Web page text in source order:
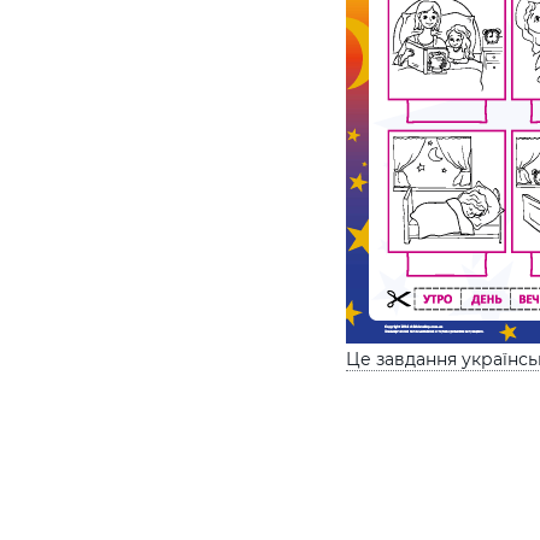
Це завдання